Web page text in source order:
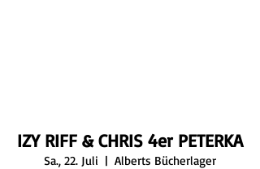
IZY RIFF & CHRIS 4er PETERKA
Sa., 22. Juli
  |
Alberts Bücherlager